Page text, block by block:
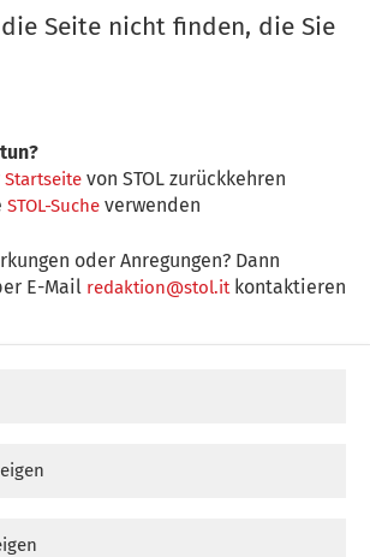
Seite nicht finden, die Sie
Startseite von STOL zurückkehren
STOL-Suche verwenden
oder Anregungen? Dann
E-Mail redaktion@stol.itkontaktieren